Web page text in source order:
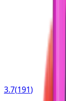
3.7(191)